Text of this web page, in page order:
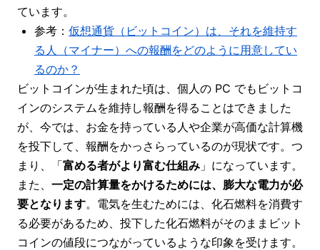
ています。
参考： 仮想通貨（ビットコイン）は、それを維持す
る人（マイナー）への報酬をどのように用意してい
るのか？
ビットコインが生まれた頃は、個人の PC でもビットコ
インのシステムを維持し報酬を得ることはできました
が、今では、お金を持っている人や企業が高価な計算機
を投下して、報酬をかっさらっているのが現状です。つ
まり、「富める者がより富む仕組み 」になっています。
また、 一定の計算量をかけるためには、膨大な電力が必
要となります。電気を生むためには、化石燃料を消費す
る必要があるため、投下した化石燃料がそのままビット
コインの値段につながっているような印象を受けます。